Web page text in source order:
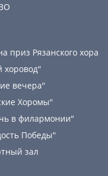
приз Рязанского хора
хоровод"
вечера"
Хоромы"
в филармонии"
Победы"
зал